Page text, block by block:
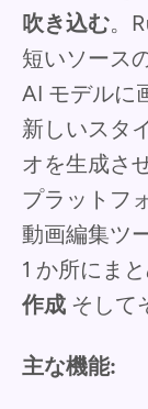
吹き込む。
短いソース
AI モデルに
新しいスタ
オを生成さ
プラットフ
動画編集ツ
1 か所にま
作成 そして
主な機能: